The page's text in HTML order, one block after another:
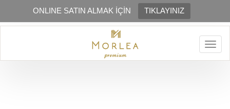
ONLINE SATIN ALMAK İÇİN TIKLAYINIZ